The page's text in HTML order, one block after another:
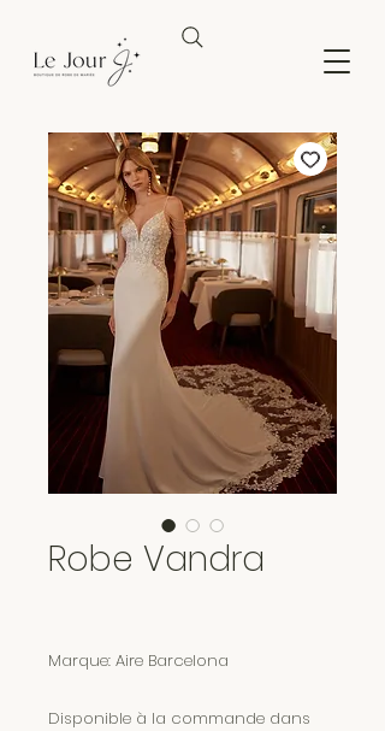
Robe Vandra
Marque: Aire Barcelona
Disponible à la commande dans